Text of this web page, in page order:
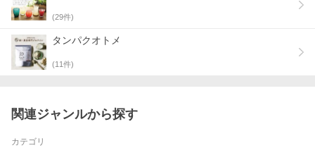
(29件)
タンパクオトメ
(11件)
関連ジャンルから探す
カテゴリ